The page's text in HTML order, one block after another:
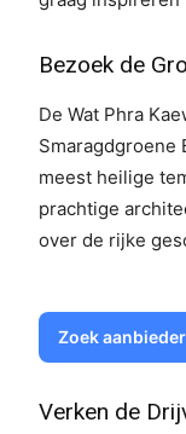
Bezoek de
De Wat Phra
Smaragdgroene
meest heilige
prachtige
over de rijke
Zoek
Verken de